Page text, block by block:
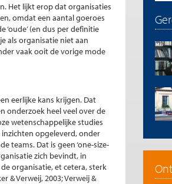
Het lijkt erop dat organisaties
omdat een aantal goeroes
(en dus per definitie
als organisatie niet aan
vaak ooit de vorige mode
eerlijke kans krijgen. Dat
onderzoek heel veel over de
wetenschappelijke studies
opgeleverd, onder
teams. Dat is geen ‘one-size-
zich bevindt, in
organisatie, et cetera, sterk
& Verweij, 2003; Verweij &